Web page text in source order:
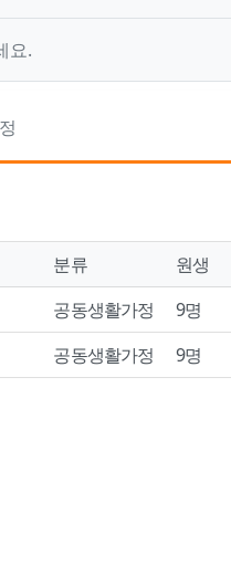
분류 원생
공동생활가정 9명
공동생활가정 9명